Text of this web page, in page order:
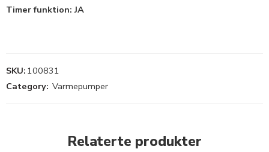
Timer funktion: JA
SKU: 100831
Category: Varmepumper
Relaterte produkter